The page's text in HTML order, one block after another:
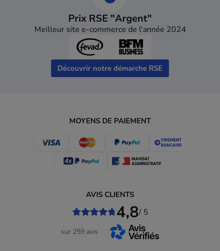
Prix RSE "Argent"
Meilleur site e-commerce de l'année 2024
Découvrir notre démarche RSE
MOYENS DE PAIEMENT
AVIS CLIENTS
4,8/ 5
sur 259 avis